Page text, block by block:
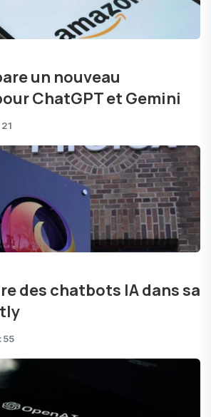
un nouveau
ChatGPT et Gemini
des chatbots IA dans sa